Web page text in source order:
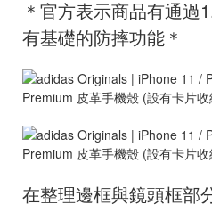
＊官方表示商品有通過
有基礎的防摔功能＊
在整理邊框與鏡頭框部